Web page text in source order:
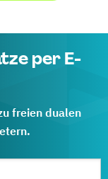
per E-
freien dualen